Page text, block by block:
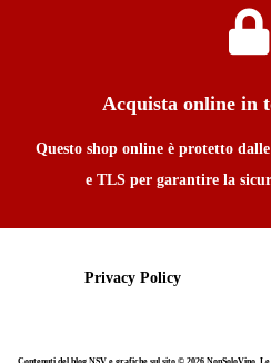
Acquista online in
Questo shop online è protetto
e TLS per garantire la
Privacy Policy
Contenuti del blog NSV e grafiche sul sito © 2026 NonSoloVino.